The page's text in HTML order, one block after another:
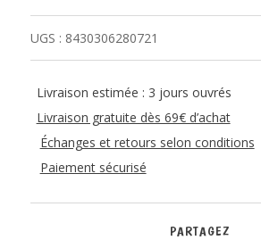
UGS : 8430306280721
Livraison estimée : 3 jours ouvrés
Livraison gratuite dès 69€ d’achat
Échanges et retours selon conditions
Paiement sécurisé
PARTAGEZ